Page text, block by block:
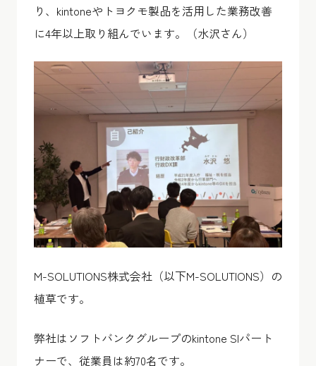
り、kintoneやトヨクモ製品を活用した業務改善
に4年以上取り組んでいます。（水沢さん）
M-SOLUTIONS株式会社（以下M-SOLUTIONS）の
植草です。
弊社はソフトバンクグループのkintone SIパート
ナーで、従業員は約70名です。